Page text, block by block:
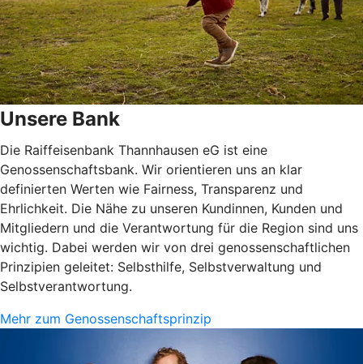
Unsere Bank
Die Raiffeisenbank Thannhausen eG ist eine
Genossenschaftsbank. Wir orientieren uns an klar
definierten Werten wie Fairness, Transparenz und
Ehrlichkeit. Die Nähe zu unseren Kundinnen, Kunden und
Mitgliedern und die Verantwortung für die Region sind uns
wichtig. Dabei werden wir von drei genossenschaftlichen
Prinzipien geleitet: Selbsthilfe, Selbstverwaltung und
Selbstverantwortung.
Mehr zum Genossenschaftsprinzip